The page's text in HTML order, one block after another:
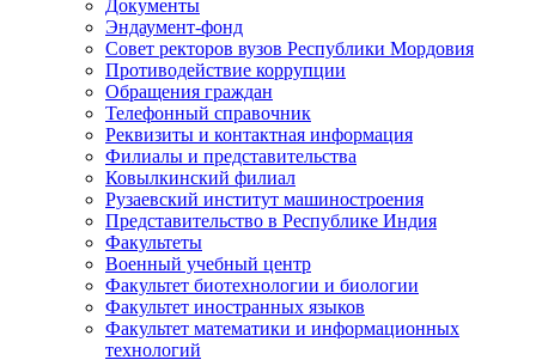
Документы
Эндаумент-фонд
Совет ректоров вузов Республики Мордовия
Противодействие коррупции
Обращения граждан
Телефонный справочник
Реквизиты и контактная информация
Филиалы и представительства
Ковылкинский филиал
Рузаевский институт машиностроения
Представительство в Республике Индия
Факультеты
Военный учебный центр
Факультет биотехнологии и биологии
Факультет иностранных языков
Факультет математики и информационных
технологий